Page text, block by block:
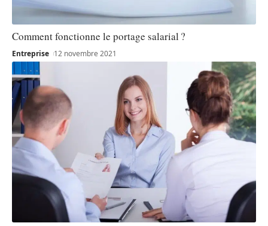
Comment fonctionne le portage salarial ?
Entreprise 12 novembre 2021